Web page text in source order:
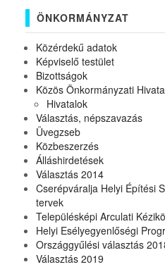
ÖNKORMÁNYZAT
Közérdekű adatok
Képviselő testület
Bizottságok
Közös Önkormányzati
Hivatalok
Választás, népszavazás
Üvegzseb
Közbeszerzés
Álláshirdetések
Választás 2014
Cserépváralja Helyi Építési
tervek
Településképi Arculati
Helyi Esélyegyenlőségi
Országgyűlési választás
Választás 2019